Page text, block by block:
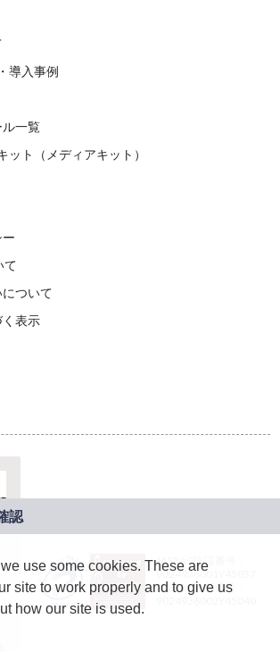
導入事例
一覧
ト（メディアキット）
て
ついて
表示
JASRAC許諾番号：
9024936001Y45037
JASRAC許諾番号：
use some cookies. These are
site to work properly and to give us
how our site is used.